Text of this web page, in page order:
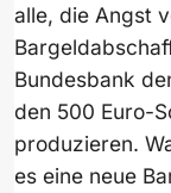
alle, die Angst
Bundesbank
den 500 Euro-
produzieren.
es eine neue